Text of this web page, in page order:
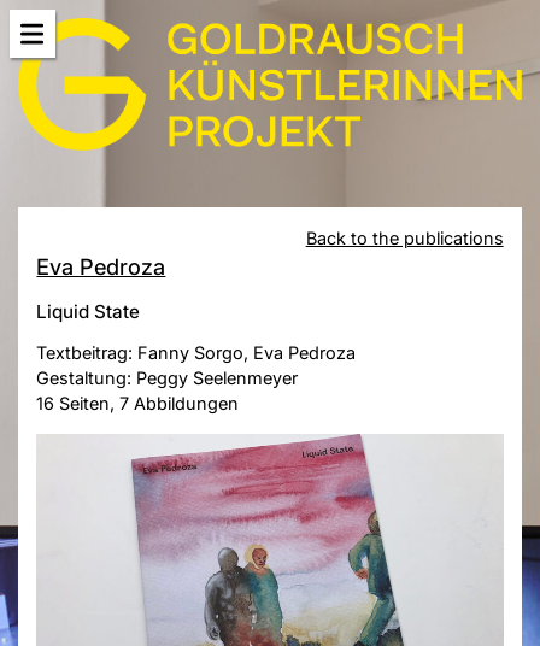
Back to the publications
Eva Pedroza
Liquid State
Textbeitrag: Fanny Sorgo, Eva Pedroza
Gestaltung: Peggy Seelenmeyer
16 Seiten, 7 Abbildungen